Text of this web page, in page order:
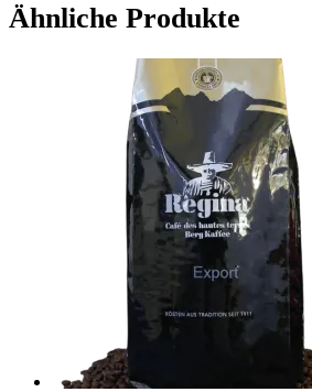
Ähnliche Produkte